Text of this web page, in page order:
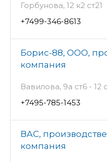
Горбунова, 12 к2 ст21
+7499-346-8613
Борис-88, ООО,
компания
Вавилова, 9а ст6 - 12
+7495-785-1453
ВАС,
компания